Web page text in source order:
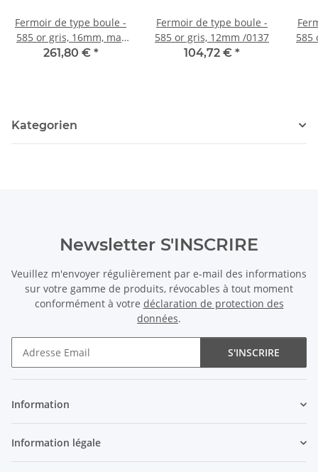
Fermoir de type boule -
585 or gris, 16mm, mat
/0135
261,80 € *
Fermoir de type boule -
585 or gris, 12mm /0137
104,72 € *
585
Kategorien
Newsletter S'INSCRIRE
Veuillez m'envoyer régulièrement par e-mail des informations
sur votre gamme de produits, révocables à tout moment
conformément à votre déclaration de protection des
données.
S'INSCRIRE
Information
Information légale